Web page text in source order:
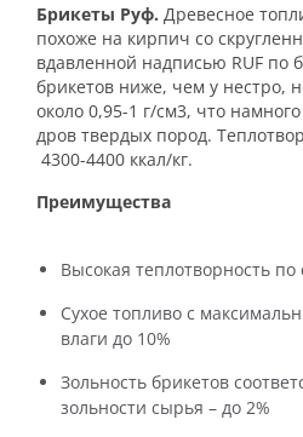
Брикеты Руф. Древесное
похоже на кирпич со
вдавленной надписью RUF по
брикетов ниже, чем у нестро,
около 0,95-1 г/см3, что
дров твердых пород.
4300-4400 ккал/кг.
Преимущества
Высокая теплотворность
Сухое топливо с
влаги до 10%
Зольность брикетов
зольности сырья – до 2%